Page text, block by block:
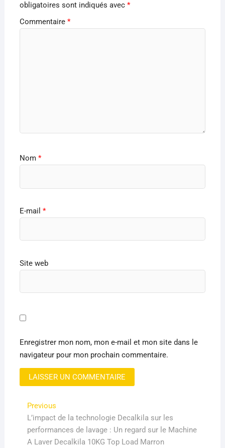
obligatoires sont indiqués avec *
Commentaire *
Nom *
E-mail *
Site web
Enregistrer mon nom, mon e-mail et mon site dans le
navigateur pour mon prochain commentaire.
Navigation
de
l’article
PreviousPrevious
post:
L’impact de la technologie Decalkila sur les
performances de lavage : Un regard sur le Machine
A Laver Decalkila 10KG Top Load Marron